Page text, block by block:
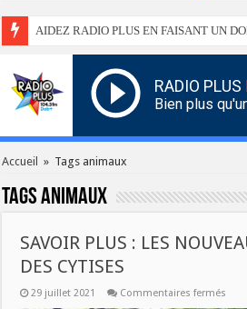
AIDEZ RADIO PLUS EN FAISANT UN
RADIO PLUS
Bien plus
Accueil » Tags animaux
Tagsanimaux
SAVOIR PLUS : LES
DES CYTISES
29 juillet 2021 Commentaires fermés